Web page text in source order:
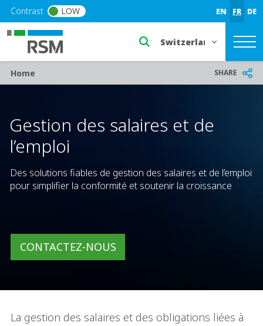
Skip to main content
Contrast LOW EN FR DE
Select a region or
Breadcrumb
Home SHARE
Gestion des salaires et de
l’emploi
Des solutions fiables de gestion des salaires et de l’emploi
pour simplifier la conformité et soutenir la croissance
CONTACTEZ-NOUS
La gestion des salaires et des obligations liées à